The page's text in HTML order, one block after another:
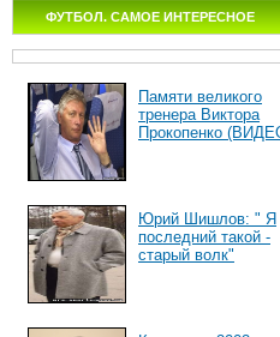
ФУТБОЛ. САМОЕ ИНТЕРЕСНОЕ
Памяти великого
тренера Виктора
Прокопенко
Юрий Шишлов: " Я
последний такой -
старый волк"